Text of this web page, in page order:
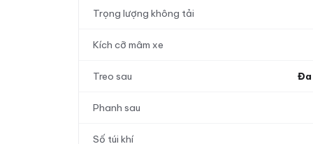
Trọng lượng không tải
Kích cỡ mâm xe
Treo sau Đa
Phanh sau
Số túi khí